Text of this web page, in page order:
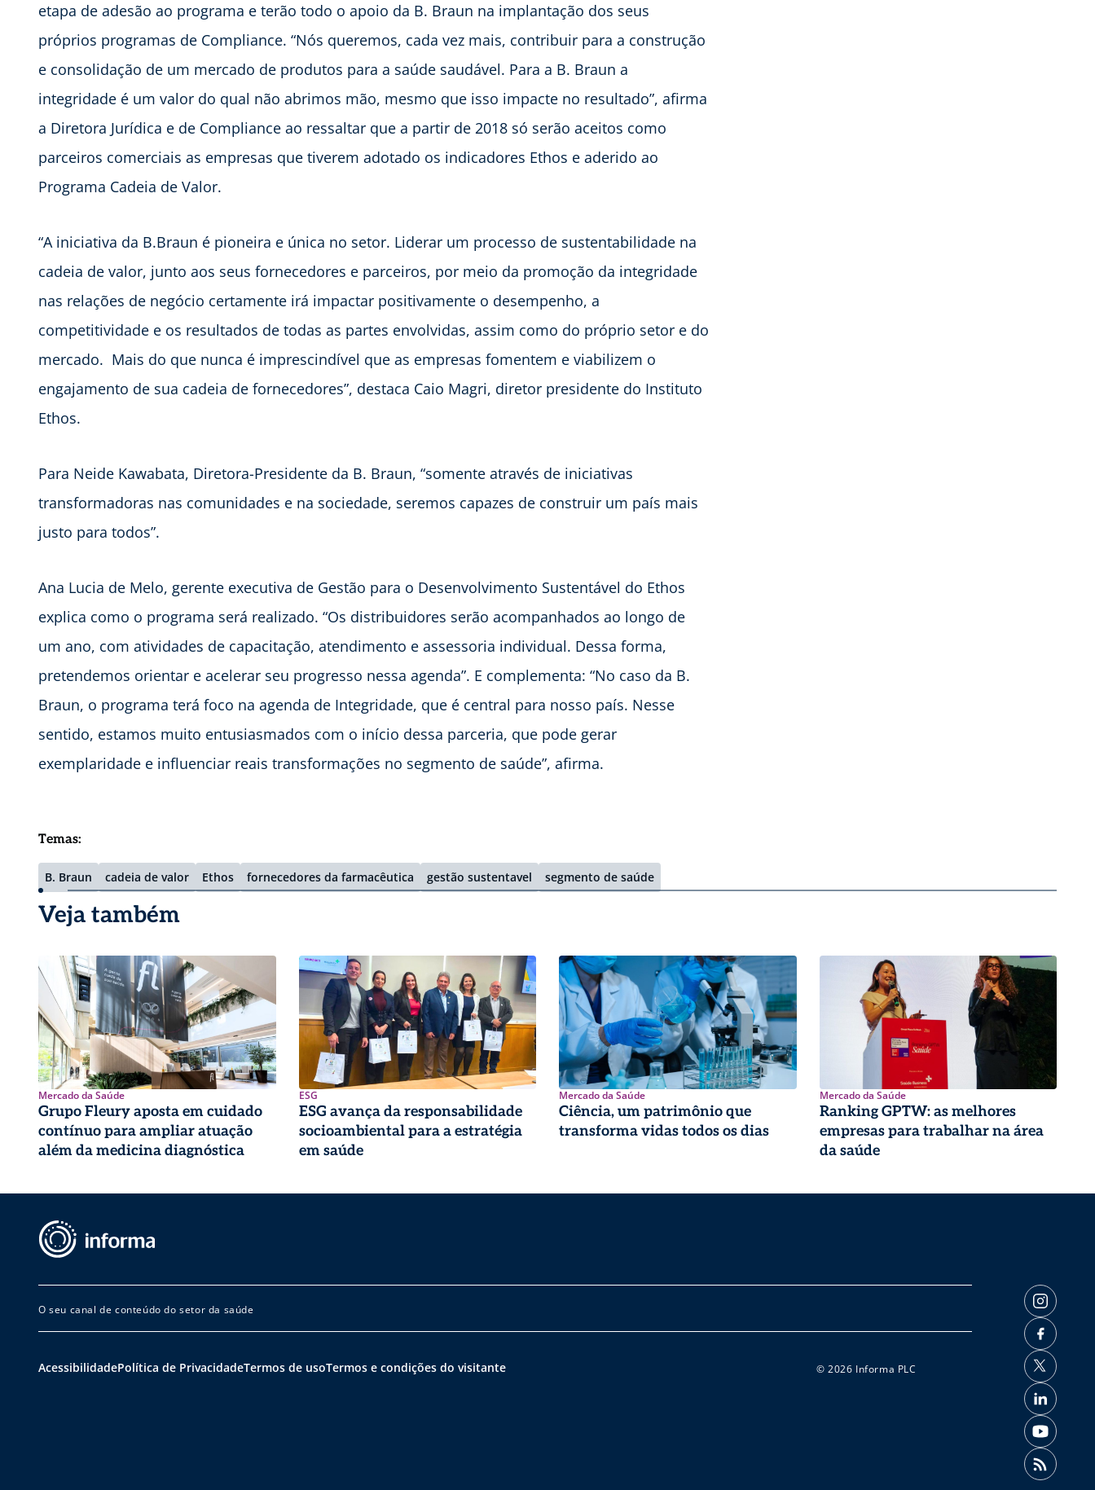
etapa de adesão ao programa e terão todo o apoio da B. Braun na implantação dos seus
próprios programas de Compliance. “Nós queremos, cada vez mais, contribuir para a construção
e consolidação de um mercado de produtos para a saúde saudável. Para a B. Braun a
integridade é um valor do qual não abrimos mão, mesmo que isso impacte no resultado”, afirma
a Diretora Jurídica e de Compliance ao ressaltar que a partir de 2018 só serão aceitos como
parceiros comerciais as empresas que tiverem adotado os indicadores Ethos e aderido ao
Programa Cadeia de Valor.
“A iniciativa da B.Braun é pioneira e única no setor. Liderar um processo de sustentabilidade na
cadeia de valor, junto aos seus fornecedores e parceiros, por meio da promoção da integridade
nas relações de negócio certamente irá impactar positivamente o desempenho, a
competitividade e os resultados de todas as partes envolvidas, assim como do próprio setor e do
mercado. Mais do que nunca é imprescindível que as empresas fomentem e viabilizem o
engajamento de sua cadeia de fornecedores”, destaca Caio Magri, diretor presidente do Instituto
Ethos.
Para Neide Kawabata, Diretora-Presidente da B. Braun, “somente através de iniciativas
transformadoras nas comunidades e na sociedade, seremos capazes de construir um país mais
justo para todos”.
Ana Lucia de Melo, gerente executiva de Gestão para o Desenvolvimento Sustentável do Ethos
explica como o programa será realizado. “Os distribuidores serão acompanhados ao longo de
um ano, com atividades de capacitação, atendimento e assessoria individual. Dessa forma,
pretendemos orientar e acelerar seu progresso nessa agenda”. E complementa: “No caso da B.
Braun, o programa terá foco na agenda de Integridade, que é central para nosso país. Nesse
sentido, estamos muito entusiasmados com o início dessa parceria, que pode gerar
exemplaridade e influenciar reais transformações no segmento de saúde”, afirma.
Temas:
B. Braun cadeia de valor Ethos fornecedores da farmacêutica gestão sustentavel segmento de saúde
Veja também
Mercado da Saúde
Grupo Fleury aposta em cuidado
contínuo para ampliar atuação
além da medicina diagnóstica
ESG
ESG avança da responsabilidade
socioambiental para a estratégia
em saúde
Mercado da Saúde
Ciência, um patrimônio que
transforma vidas todos os dias
Mercado da Saúde
Ranking GPTW: as melhores
empresas para trabalhar na área
da saúde
O seu canal de conteúdo do setor da saúde
AcessibilidadePolítica de PrivacidadeTermos de usoTermos e condições do visitante © 2026 Informa PLC